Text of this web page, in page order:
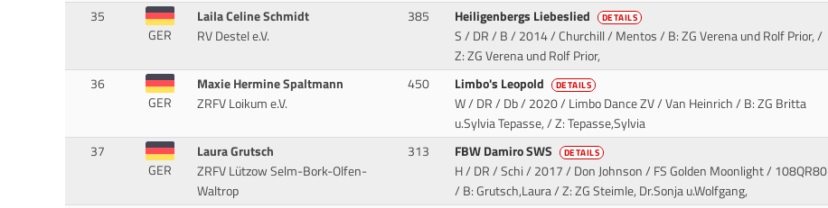
35
GER
Laila Celine Schmidt
RV Destel e.V.
385 Heiligenbergs Liebeslied DETAILS
S / DR / B / 2014 / Churchill / Mentos/ B: ZG Verena und Rolf Prior, /
Z: ZG Verena und Rolf Prior,
36
GER
Maxie Hermine Spaltmann
ZRFV Loikum e.V.
450 Limbo's Leopold DETAILS
W / DR / Db / 2020 / Limbo Dance ZV / Van Heinrich/ B: ZG Britta
u.Sylvia Tepasse, / Z: Tepasse,Sylvia
37
GER
Laura Grutsch
ZRFV Lützow Selm-Bork-Olfen-
Waltrop
313 FBW Damiro SWS DETAILS
H / DR / Schi / 2017 / Don Johnson / FS Golden Moonlight/ 108QR80
/ B: Grutsch,Laura / Z: ZG Steimle, Dr.Sonja u.Wolfgang,